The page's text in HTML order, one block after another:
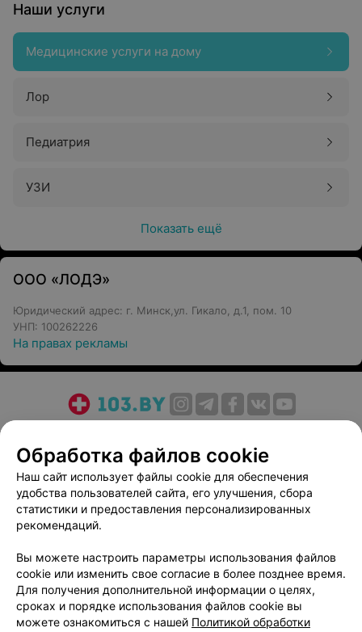
Наши услуги
Медицинские услуги на дому
Лор
Педиатрия
УЗИ
Показать ещё
ООО «ЛОДЭ»
Юридический адрес: г. Минск,ул. Гикало, д.1, пом. 10
УНП: 100262226
На правах рекламы
Медицинский маркетинг
Публичный договор
Пользовательское соглашение
Способы оплаты
Вакансии
Партнеры
Написать руководителю 103.by
Персональные настройки cookie
Обработка персональных данных
Обработка файлов cookie
Наш сайт использует файлы cookie для обеспечения
удобства пользователей сайта, его улучшения, сбора
статистики и предоставления персонализированных
рекомендаций.
Вы можете настроить параметры использования файлов
cookie или изменить свое согласие в более позднее время.
Для получения дополнительной информации о целях,
сроках и порядке использования файлов cookie вы
можете ознакомиться с нашей Политикой обработки